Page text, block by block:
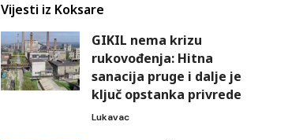
Vijesti iz Koksare
GIKIL nema krizu
rukovođenja: Hitna
sanacija pruge i dalje je
ključ opstanka privrede
Lukavac